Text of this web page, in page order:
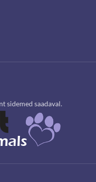
sidemed saadaval.